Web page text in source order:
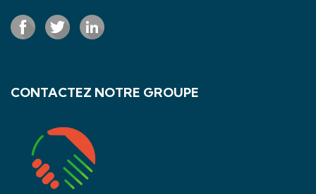
CONTACTEZ NOTRE GROUPE